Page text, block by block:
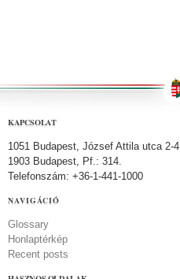
KAPCSOLAT
1051 Budapest, József Attila utca 2-4.
1903 Budapest, Pf.: 314.
Telefonszám: +36-1-441-1000
NAVIGÁCIÓ
Glossary
Honlaptérkép
Recent posts